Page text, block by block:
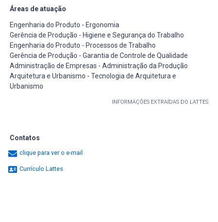
Áreas de atuação
Engenharia do Produto - Ergonomia
Gerência de Produção - Higiene e Segurança do Trabalho
Engenharia do Produto - Processos de Trabalho
Gerência de Produção - Garantia de Controle de Qualidade
Administração de Empresas - Administração da Produção
Arquitetura e Urbanismo - Tecnologia de Arquitetura e
Urbanismo
INFORMAÇÕES EXTRAÍDAS DO LATTES
Contatos
clique para ver o e-mail
Currículo Lattes